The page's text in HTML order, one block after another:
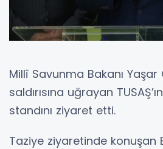
Millî Savunma Bakanı
saldırısına uğrayan
standını ziyaret etti.
Taziye ziyaretinde konuşan